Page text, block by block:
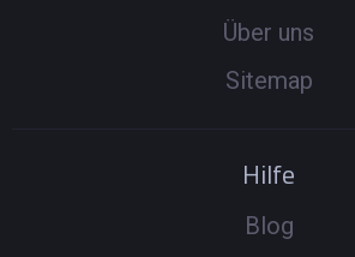
Über uns
Sitemap
Hilfe
Blog